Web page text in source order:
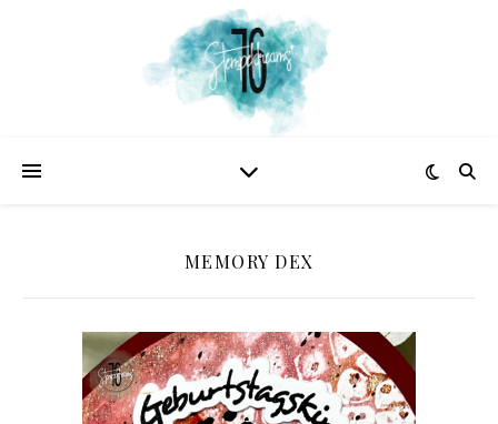
MEMORY DEX